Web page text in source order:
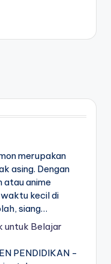
merupakan
asing. Dengan
atau anime
kecil di
siang…
untuk Belajar
PENDIDIKAN -